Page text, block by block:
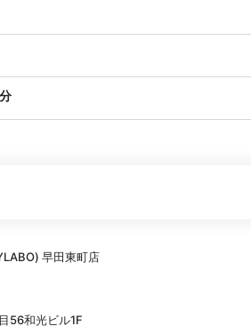
早田東町店
56和光ビル1F